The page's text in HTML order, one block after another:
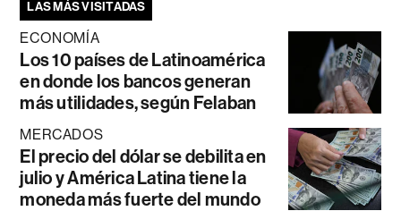
LAS MÁS VISITADAS
ECONOMÍA
Los 10 países de Latinoamérica
en donde los bancos generan
más utilidades, según Felaban
MERCADOS
El precio del dólar se debilita en
julio y América Latina tiene la
moneda más fuerte del mundo